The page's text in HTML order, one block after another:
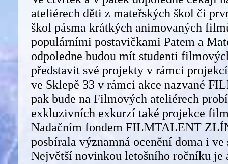
ateliérech děti z mateřských škol či
škol pásma krátkých animovaných
populárními postavičkami Patem a
odpoledne budou mít studenti
představit své projekty v rámci
ve Sklepě 33 v rámci akce nazvané
pak bude na Filmových ateliérech
exkluzivních exkurzí také projekce
Nadačním fondem FILMTALENT
posbírala významná ocenění doma i ve
Největší novinkou letošního ročníku je